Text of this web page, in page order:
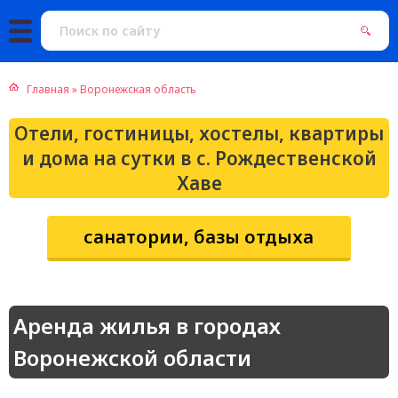
Главная »Воронежская область
Отели, гостиницы, хостелы, квартиры
и дома на сутки в с. Рождественской
Хаве
санатории, базы отдыха
Аренда жилья в городах
Воронежской области